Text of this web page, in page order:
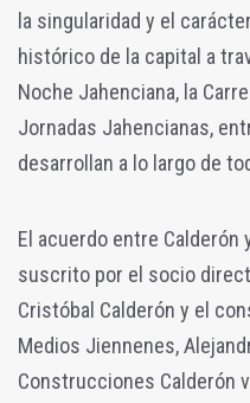
la singularidad y el
histórico de la capital a
Noche Jahenciana, la
Jornadas Jahencianas,
desarrollan a lo largo de
El acuerdo entre Calderón
suscrito por el socio
Cristóbal Calderón y el
Medios Jiennenes,
Construcciones Calderón